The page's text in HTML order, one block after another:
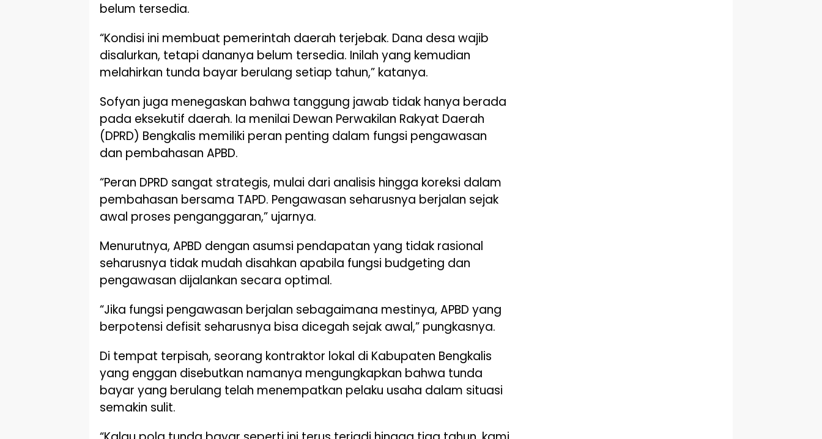
belum tersedia.
“Kondisi ini membuat pemerintah daerah terjebak. Dana desa wajib
disalurkan, tetapi dananya belum tersedia. Inilah yang kemudian
melahirkan tunda bayar berulang setiap tahun,” katanya.
Sofyan juga menegaskan bahwa tanggung jawab tidak hanya berada
pada eksekutif daerah. Ia menilai Dewan Perwakilan Rakyat Daerah
(DPRD) Bengkalis memiliki peran penting dalam fungsi pengawasan
dan pembahasan APBD.
“Peran DPRD sangat strategis, mulai dari analisis hingga koreksi dalam
pembahasan bersama TAPD. Pengawasan seharusnya berjalan sejak
awal proses penganggaran,” ujarnya.
Menurutnya, APBD dengan asumsi pendapatan yang tidak rasional
seharusnya tidak mudah disahkan apabila fungsi budgeting dan
pengawasan dijalankan secara optimal.
“Jika fungsi pengawasan berjalan sebagaimana mestinya, APBD yang
berpotensi defisit seharusnya bisa dicegah sejak awal,” pungkasnya.
Di tempat terpisah, seorang kontraktor lokal di Kabupaten Bengkalis
yang enggan disebutkan namanya mengungkapkan bahwa tunda
bayar yang berulang telah menempatkan pelaku usaha dalam situasi
semakin sulit.